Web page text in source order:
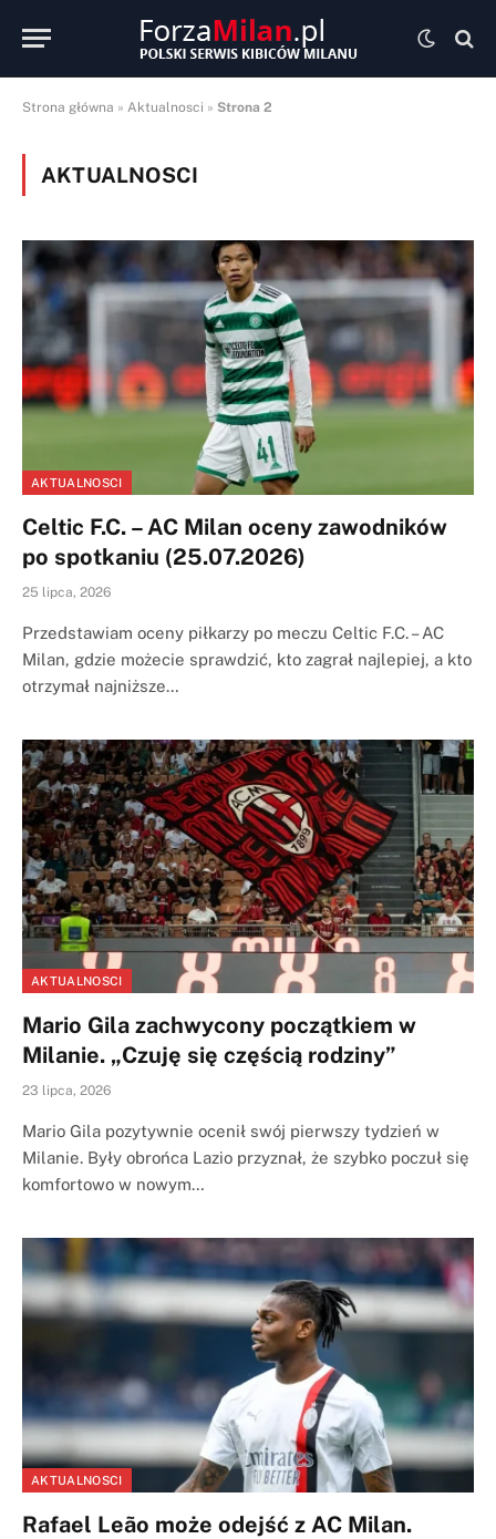
Strona główna » Aktualnosci » Strona 2
AKTUALNOSCI
AKTUALNOSCI
Celtic F.C. – AC Milan oceny zawodników
po spotkaniu (25.07.2026)
25 lipca, 2026
Przedstawiam oceny piłkarzy po meczu Celtic F.C. – AC
Milan, gdzie możecie sprawdzić, kto zagrał najlepiej, a kto
otrzymał najniższe…
AKTUALNOSCI
Mario Gila zachwycony początkiem w
Milanie. „Czuję się częścią rodziny”
23 lipca, 2026
Mario Gila pozytywnie ocenił swój pierwszy tydzień w
Milanie. Były obrońca Lazio przyznał, że szybko poczuł się
komfortowo w nowym…
AKTUALNOSCI
Rafael Leão może odejść z AC Milan.